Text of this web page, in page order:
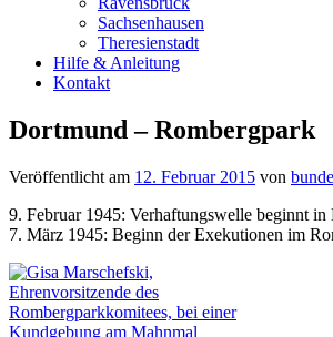
Sachsenhausen
Theresienstadt
Hilfe & Anleitung
Kontakt
Dortmund – Rombergpark
Veröffentlicht am 12. Februar 2015 von
9. Februar 1945: Verhaftungswelle beginnt in
7. März 1945: Beginn der Exekutionen im